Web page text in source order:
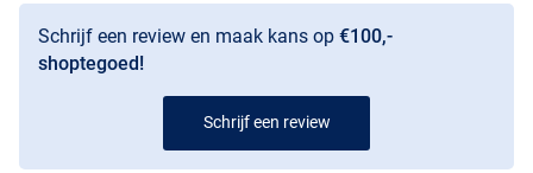
Schrijf een review en maak kans op €100,-
shoptegoed!
Schrijf een review